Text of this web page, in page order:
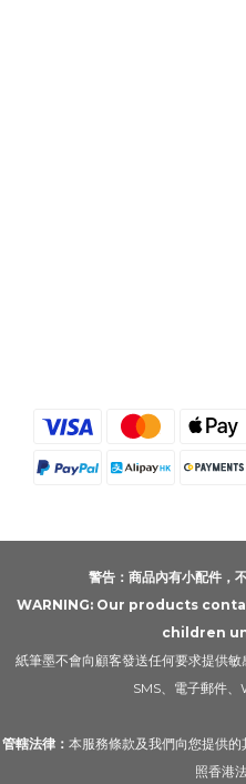
警告：商品內有小配件，
WARNING: Our products
children
紙筆墨不會向顧客發送任何要求提供
SMS、電子郵件
管轄法律： 本服務條款及我們向您提供
照香港